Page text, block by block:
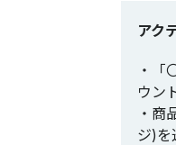
アク
・「
ウン
・商
ジ)を